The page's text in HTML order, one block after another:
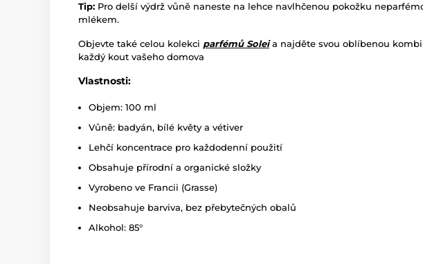
Tip: Pro delší výdrž vůně naneste na lehce navlhčenou pokožku
mlékem.
Objevte také celou kolekci parfémů Soleia najděte svou oblíbenou
každý kout vašeho domova
Vlastnosti:
Objem: 100 ml
Vůně: badyán, bílé květy a vétiver
Lehčí koncentrace pro každodenní použití
Obsahuje přírodní a organické složky
Vyrobeno ve Francii (Grasse)
Neobsahuje barviva, bez přebytečných obalů
Alkohol: 85°